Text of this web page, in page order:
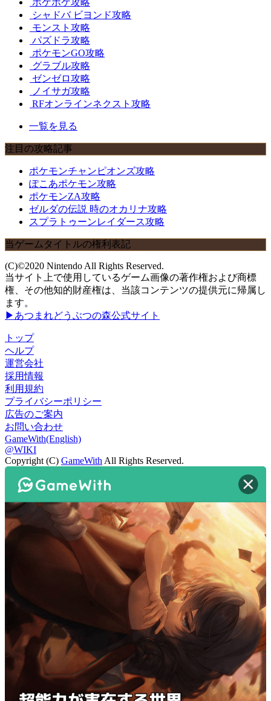
ポケポケ攻略
シャドバ ビヨンド攻略
モンスト攻略
パズドラ攻略
ポケモンGO攻略
グラブル攻略
ゼンゼロ攻略
ノイサガ攻略
RFオンラインネクスト攻略
一覧を見る
注目の攻略記事
ポケモンチャンピオンズ攻略
ぽこあポケモン攻略
ポケモンZA攻略
ゼルダの伝説 時のオカリナ攻略
スプラトゥーンレイダース攻略
当ゲームタイトルの権利表記
(C)©2020 Nintendo All Rights Reserved.
当サイト上で使用しているゲーム画像の著作権および商標
権、その他知的財産権は、当該コンテンツの提供元に帰属し
ます。
▶あつまれどうぶつの森公式サイト
トップ
ヘルプ
運営会社
採用情報
利用規約
プライバシーポリシー
広告のご案内
お問い合わせ
GameWith(English)
@WIKI
Copyright (C) GameWith All Rights Reserved.